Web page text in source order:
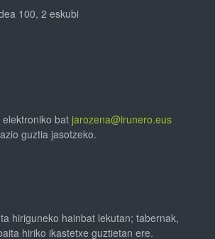
100, 2 eskubi
bat jarozena@irunero.eus
guztia jasotzeko.
hiriguneko hainbat lekutan; tabernak,
hiriko ikastetxe guztietan ere.